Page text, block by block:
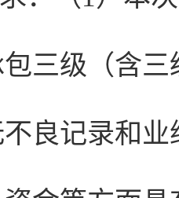
三级（含
良记录和